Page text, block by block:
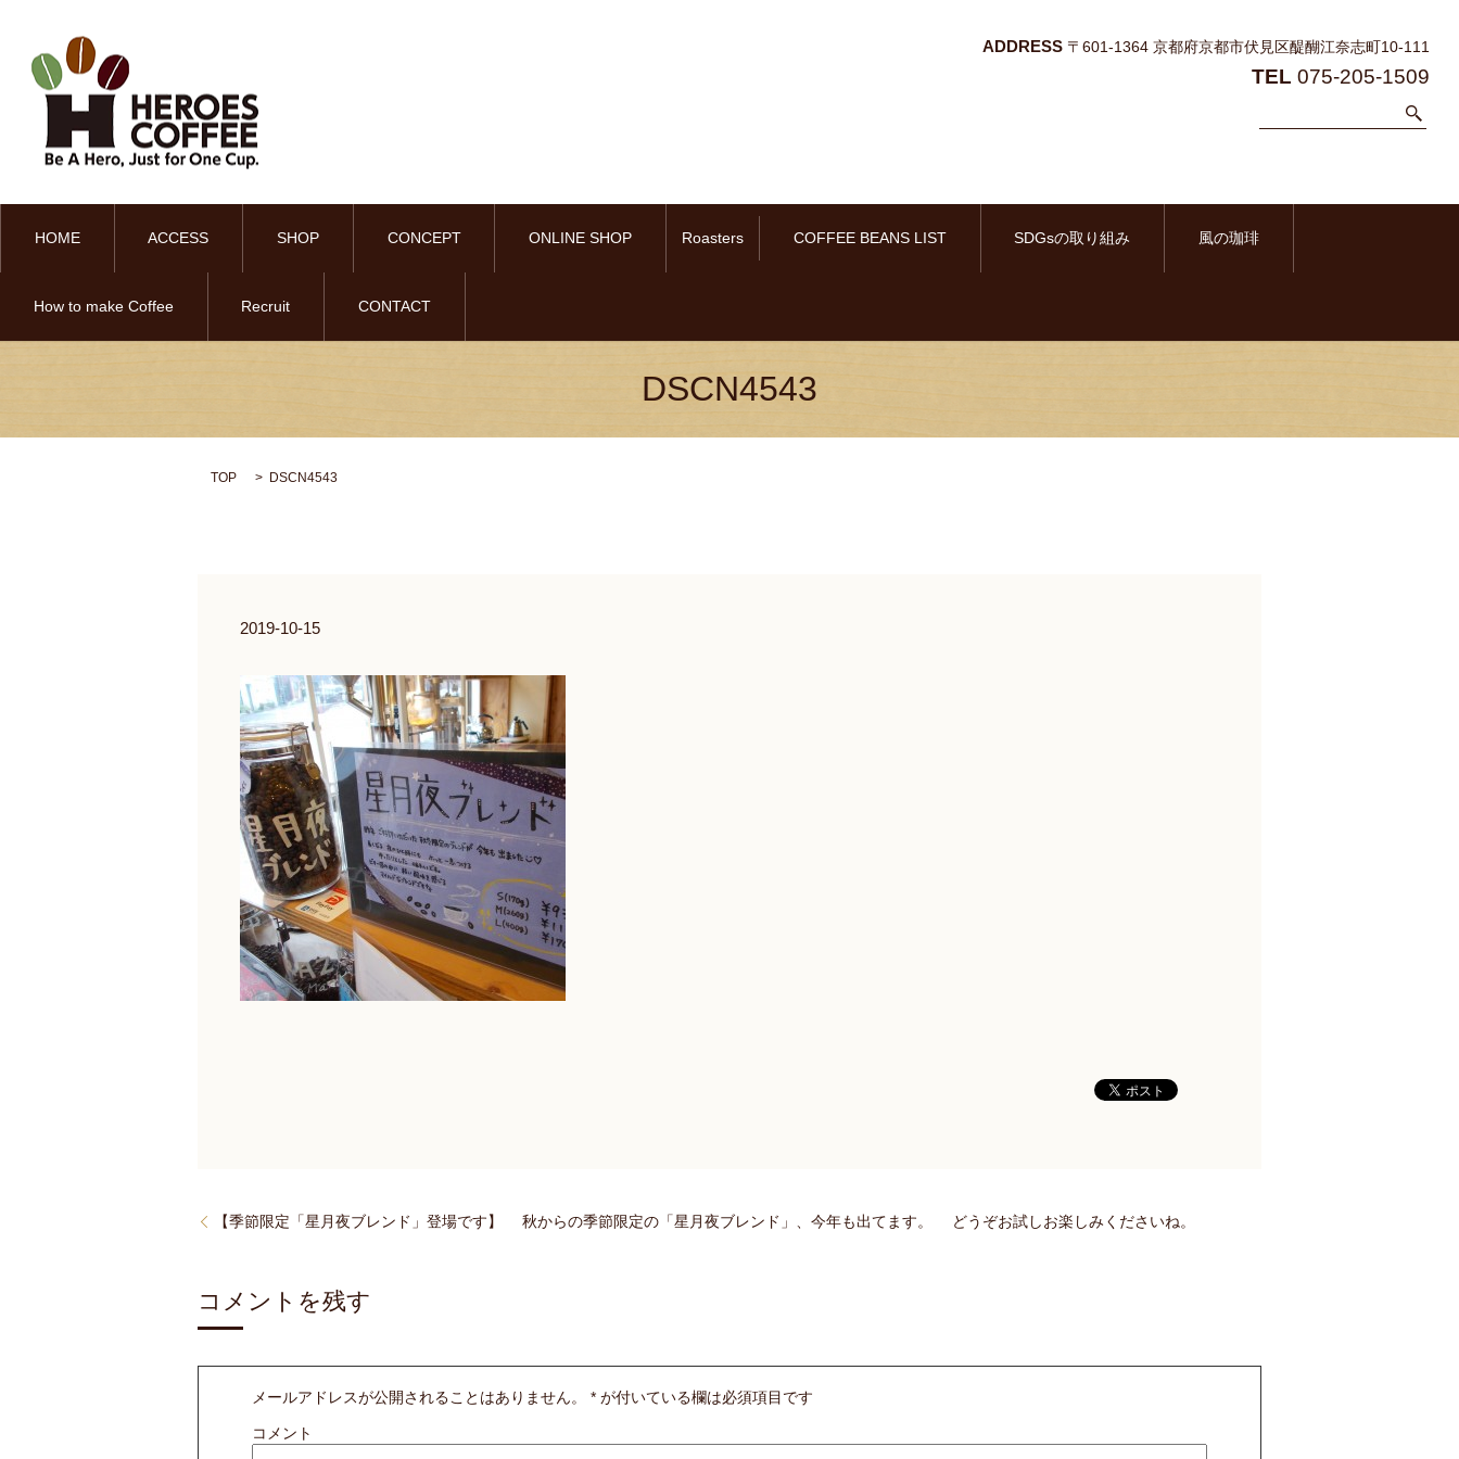
ADDRESS 〒601-1364 京都府京都市伏見区醍醐江奈志町10-111
TEL 075-205-1509
HOME ACCESS SHOP CONCEPT ONLINE SHOP Roasters COFFEE BEANS LIST SDGsの取り組み 風の珈琲
How to make Coffee Recruit CONTACT
DSCN4543
TOP DSCN4543
2019-10-15
【季節限定「星月夜ブレンド」登場です】 秋からの季節限定の「星月夜ブレンド」、今年も出てます。 どうぞお試しお楽しみくださいね。
コメントを残す
メールアドレスが公開されることはありません。 * が付いている欄は必須項目です
コメント